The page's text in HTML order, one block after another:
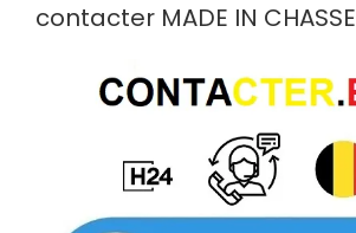
contacter MADE IN CHASSE